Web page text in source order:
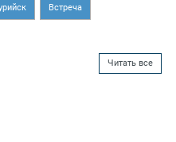
Встреча
Читать все